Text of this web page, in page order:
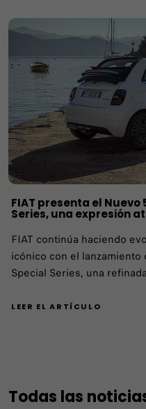
FIAT presenta el
Series, una expresión
FIAT continúa haciendo
icónico con el
Special Series, una
LEER EL ARTÍCULO
Todas las